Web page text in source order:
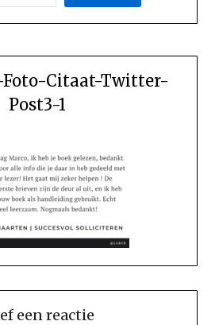
Foto-Citaat-Twitter-
Post3-1
een reactie